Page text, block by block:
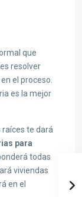
que
resolver
el proceso.
es la mejor
te dará
para
todas
viviendas
en el